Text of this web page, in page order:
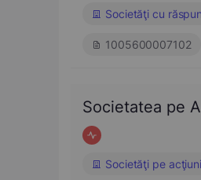
Societăţi cu
1005600007102
Societatea pe
Societăţi pe